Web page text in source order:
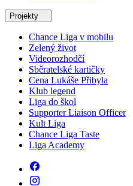
Projekty
Chance Liga v mobilu
Zelený život
Videorozhodčí
Sběratelské kartičky
Cena Lukáše Přibyla
Klub legend
Liga do škol
Supporter Liaison Officer
Kult Liga
Chance Liga Taste
Liga Academy